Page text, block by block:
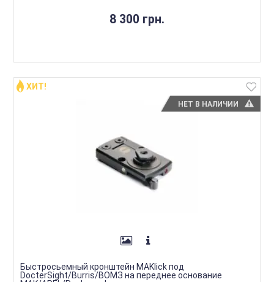
8 300 грн.
НЕТ В НАЛИЧИИ
ХИТ!
Быстросьемный кронштейн MAKlick под
DocterSight/Burris/ВОМЗ на переднее основание